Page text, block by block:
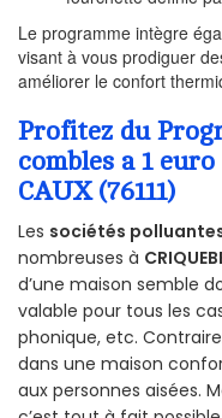
Le programme intègre
visant à vous prodiguer
améliorer le confort
Profitez du
combles a 1
CAUX (76111)
Les sociétés
nombreuses à
d’une maison semble
valable pour tous les
phonique, etc.
dans une maison
aux personnes aisées.